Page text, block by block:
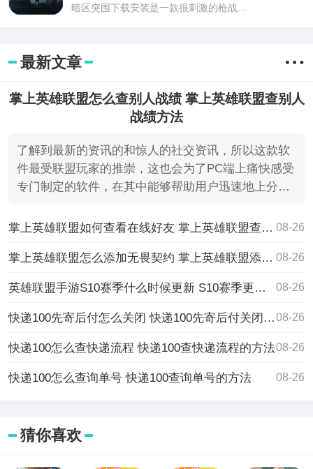
暗区突围下载安装是一款很刺激的枪战类
体验，剧
最新文章
掌上英雄联盟怎么查别人战绩 掌上英雄联盟查别人
战绩方法
了解到最新的资讯的和惊人的社交资讯，所以这款软
件最受联盟玩家的推崇，这也会为了PC端上痛快感受
专门制定的软件，在其中能够帮助用户迅速地上分，
掌上英雄联盟如何查看在线好友 掌上英雄联盟查看在线好友的步骤 08-26
掌上英雄联盟怎么添加无畏契约 掌上英雄联盟添加无畏契约的方法 08-26
英雄联盟手游S10赛季什么时候更新 S10赛季更新时间一览 08-26
快递100先寄后付怎么关闭 快递100先寄后付关闭的方法08-26
快递100怎么查快递流程 快递100查快递流程的方法08-26
快递100怎么查询单号 快递100查询单号的方法 08-26
猜你喜欢